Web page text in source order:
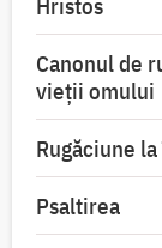
Hristos
Canonul de
vieții omului
Rugăciune
Psaltirea